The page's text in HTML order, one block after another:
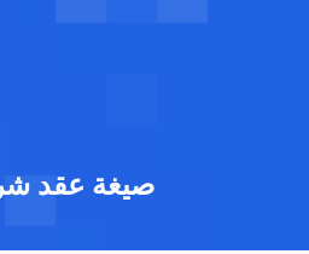
صيغة عقد